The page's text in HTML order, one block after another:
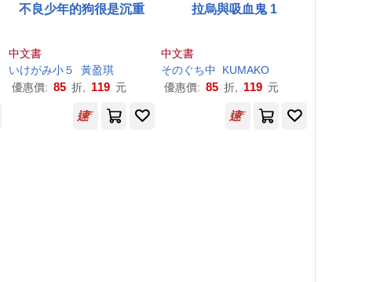
不良少年的狗很是沉重
中文書
いけがみ小５
黃盈琪
優惠價: 85 折, 119 元
拉烏與吸血鬼 1
中文書
そのぐち中
KUMAKO
優惠價: 85 折, 119 元